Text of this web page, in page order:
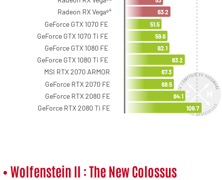
• Wolfenstein II : The New Colossus